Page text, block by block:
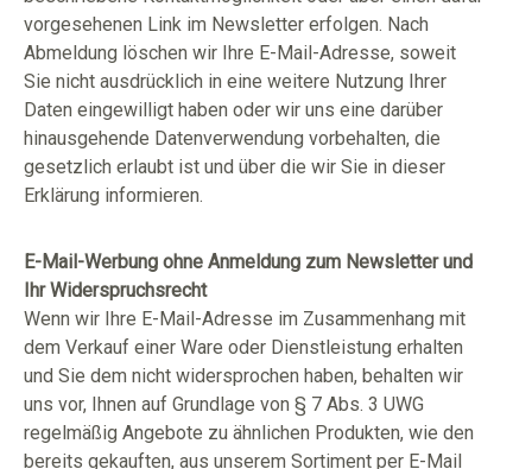
vorgesehenen Link im Newsletter erfolgen. Nach
Abmeldung löschen wir Ihre E-Mail-Adresse, soweit
Sie nicht ausdrücklich in eine weitere Nutzung Ihrer
Daten eingewilligt haben oder wir uns eine darüber
hinausgehende Datenverwendung vorbehalten, die
gesetzlich erlaubt ist und über die wir Sie in dieser
Erklärung informieren.
E-Mail-Werbung ohne Anmeldung zum Newsletter und
Ihr Widerspruchsrecht
Wenn wir Ihre E-Mail-Adresse im Zusammenhang mit
dem Verkauf einer Ware oder Dienstleistung erhalten
und Sie dem nicht widersprochen haben, behalten wir
uns vor, Ihnen auf Grundlage von § 7 Abs. 3 UWG
regelmäßig Angebote zu ähnlichen Produkten, wie den
bereits gekauften, aus unserem Sortiment per E-Mail